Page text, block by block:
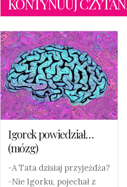
Igorek powiedział…
(mózg)
-A Tata dzisiaj przyjeżdża?
-Nie Igorku, pojechał z